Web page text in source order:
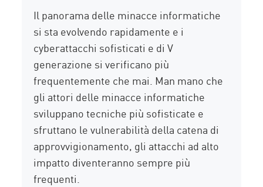
Il panorama delle minacce informatiche
si sta evolvendo rapidamente e i
cyberattacchi sofisticati e di V
generazione si verificano più
frequentemente che mai. Man mano che
gli attori delle minacce informatiche
sviluppano tecniche più sofisticate e
sfruttano le vulnerabilità della catena di
approvvigionamento, gli attacchi ad alto
impatto diventeranno sempre più
frequenti.